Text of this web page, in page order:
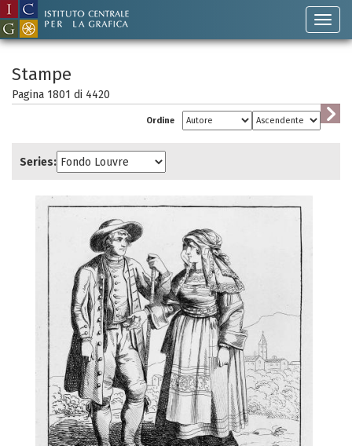
Stampe
Pagina 1801 di 4420
Ordine
Series: